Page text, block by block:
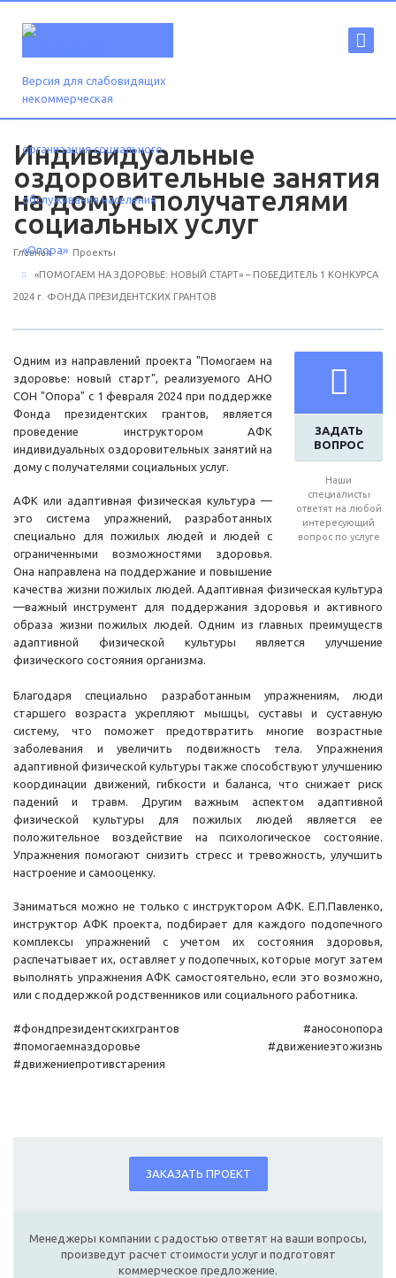
Версия для слабовидящих
Индивидуальные
оздоровительные занятия
на дому с получателями
социальных услуг
Главная Проекты
«ПОМОГАЕМ НА ЗДОРОВЬЕ: НОВЫЙ СТАРТ» – ПОБЕДИТЕЛЬ 1 КОНКУРСА
2024 г. ФОНДА ПРЕЗИДЕНТСКИХ ГРАНТОВ
ЗАДАТЬ
ВОПРОС
Наши
специалисты
ответят на любой
интересующий
вопрос по услуге
Одним из направлений проекта "Помогаем на
здоровье: новый старт", реализуемого АНО
СОН "Опора" с 1 февраля 2024 при поддержке
Фонда президентских грантов, является
проведение инструктором АФК
индивидуальных оздоровительных занятий на
дому с получателями социальных услуг.
АФК или адаптивная физическая культура —
это система упражнений, разработанных
специально для пожилых людей и людей с
ограниченными возможностями здоровья.
Она направлена на поддержание и повышение
качества жизни пожилых людей. Адаптивная физическая культура
—важный инструмент для поддержания здоровья и активного
образа жизни пожилых людей. Одним из главных преимуществ
адаптивной физической культуры является улучшение
физического состояния организма.
Благодаря специально разработанным упражнениям, люди
старшего возраста укрепляют мышцы, суставы и суставную
систему, что поможет предотвратить многие возрастные
заболевания и увеличить подвижность тела. Упражнения
адаптивной физической культуры также способствуют улучшению
координации движений, гибкости и баланса, что снижает риск
падений и травм. Другим важным аспектом адаптивной
физической культуры для пожилых людей является ее
положительное воздействие на психологическое состояние.
Упражнения помогают снизить стресс и тревожность, улучшить
настроение и самооценку.
Заниматься можно не только с инструктором АФК. Е.П.Павленко,
инструктор АФК проекта, подбирает для каждого подопечного
комплексы упражнений с учетом их состояния здоровья,
распечатывает их, оставляет у подопечных, которые могут затем
выполнять упражнения АФК самостоятельно, если это возможно,
или с поддержкой родственников или социального работника.
#фондпрезидентскихгрантов #аносонопора
#помогаемназдоровье #движениеэтожизнь
#движениепротивстарения
ЗАКАЗАТЬ ПРОЕКТ
Менеджеры компании с радостью ответят на ваши вопросы,
произведут расчет стоимости услуг и подготовят
коммерческое предложение.